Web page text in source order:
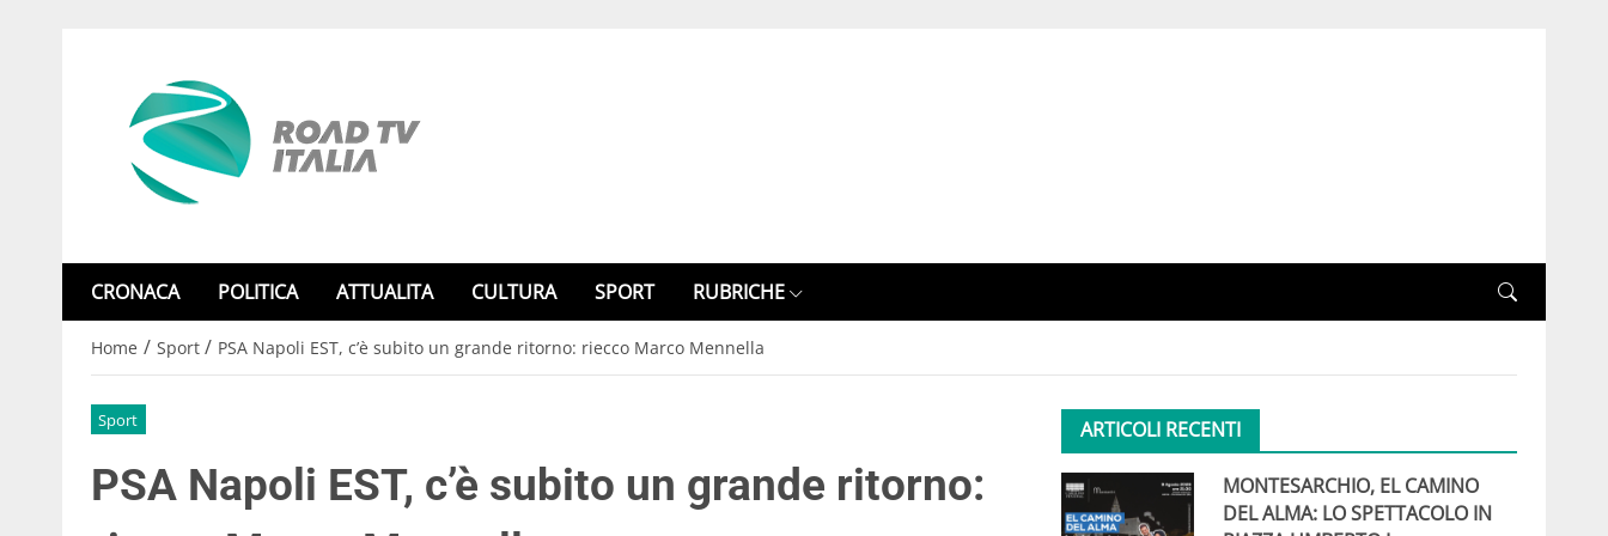
CRONACA POLITICA ATTUALITA CULTURA SPORT RUBRICHE
Home / Sport / PSA Napoli EST, c’è subito un grande ritorno: riecco Marco Mennella
Sport
PSA Napoli EST, c’è subito un grande ritorno:
ARTICOLI RECENTI
MONTESARCHIO, EL CAMINO
DEL ALMA: LO SPETTACOLO IN